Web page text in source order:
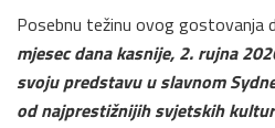
Posebnu težinu ovog gostovanja
mjesec dana kasnije, 2. rujna
svoju predstavu u slavnom
od najprestižnijih svjetskih